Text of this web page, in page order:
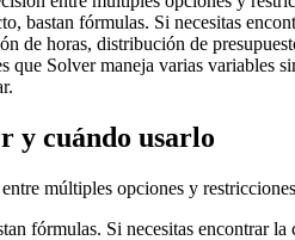
bastan fórmulas. Si necesitas
de horas, distribución de
Solver maneja varias variables
y cuándo usarlo
múltiples opciones y
fórmulas. Si necesitas encontrar